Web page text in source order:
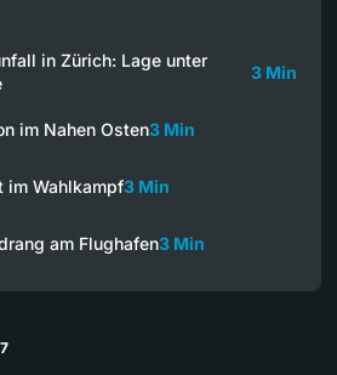
in Zürich: Lage unter
3 Min
im Nahen Osten3 Min
im Wahlkampf3 Min
am Flughafen3 Min